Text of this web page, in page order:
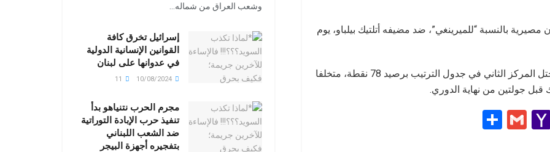
مصيرية بالنسبة “للميرينغي”، ضد مضيفه أتلتيك بيلباو، يوم
ويصارع ريال مدريد على لقب بطل الدوري، حيث يحتل المركز الثاني في جدول الترتيب برصيد 78 نقطة، متخلفا
قبل جولتين من نهاية الدوري.
Y
G
وشعب العراق من شماله...
إسرائيل تخرق كافة
القوانين الإنسانية الدولية
في عدوانها على لبنان
مجرم الحرب نتنياهو بدأ
تنفيذ حرب الإبادة التوراتية
ضد الشعب اللبناني
بتفجيره أجهزة البيجر